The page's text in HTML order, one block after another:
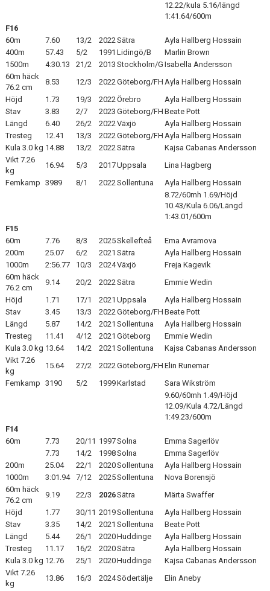
12.22/kula 5.16/längd
1:41.64/600m
F16
60m
7.60 13/2 2022Sätra
Ayla Hallberg Hossain
400m
57.43 5/2 1991 Lidingö/B
Marlin Brown
1500m
4:30.13 21/2 2013 Stockholm/G Isabella Andersson
60m häck
76.2 cm
8.53 12/3 2022Göteborg/FH Ayla Hallberg Hossain
Höjd
1.73 19/3 2022Örebro
Ayla Hallberg Hossain
Stav
3.83 2/7 2023 Göteborg/FH Beate Pott
Längd
6.40 26/2 2022Växjö
Ayla Hallberg Hossain
Tresteg
12.41 13/3 2022Göteborg/FH Ayla Hallberg Hossain
Kula 3.0 kg 14.88 13/2 2022Sätra
Kajsa Cabanas Andersson
Vikt 7.26
kg
16.94 5/3 2017Uppsala
Lina Hagberg
Femkamp 3989 8/1 2022Sollentuna
Ayla Hallberg Hossain
8.72/60mh 1.69/Höjd
10.43/Kula 6.06/Längd
1:43.01/600m
F15
60m
7.76 8/3 2025Skellefteå
Ema Avramova
200m
25.07 6/2 2021 Sätra
Ayla Hallberg Hossain
1000m
2:56.77 10/3 2024Växjö
Freja Kagevik
60m häck
76.2 cm
9.14 20/2 2022Sätra
Emmie Wedin
Höjd
1.71 17/1 2021 Uppsala
Ayla Hallberg Hossain
Stav
3.45 13/3 2022Göteborg/FH Beate Pott
Längd
5.87 14/2 2021 Sollentuna
Ayla Hallberg Hossain
Tresteg
11.41 4/12 2021 Göteborg
Emmie Wedin
Kula 3.0 kg 13.64 14/2 2021 Sollentuna
Kajsa Cabanas Andersson
Vikt 7.26
kg
15.64 27/2 2022Göteborg/FH Elin Runemar
Femkamp 3190 5/2 1999Karlstad
Sara Wikström
9.60/60mh 1.49/Höjd
12.09/Kula 4.72/Längd
1:49.23/600m
F14
60m
7.73 20/11 1997Solna
Emma Sagerlöv
7.73
14/2 1998Solna
Emma Sagerlöv
200m
25.04 22/1 2020Sollentuna
Ayla Hallberg Hossain
1000m
3:01.94 7/12 2025Sollentuna
Nova Borensjö
60m häck
76.2 cm
9.19 22/3 2026Sätra
Märta Swaffer
Höjd
1.77 30/11 2019Sollentuna
Ayla Hallberg Hossain
Stav
3.35 14/2 2021 Sollentuna
Beate Pott
Längd
5.44 26/1 2020Huddinge
Ayla Hallberg Hossain
Tresteg
11.17 16/2 2020Sätra
Ayla Hallberg Hossain
Kula 3.0 kg 12.76 25/1 2020Huddinge
Kajsa Cabanas Andersson
Vikt 7.26
kg
13.86 16/3 2024Södertälje
Elin Aneby